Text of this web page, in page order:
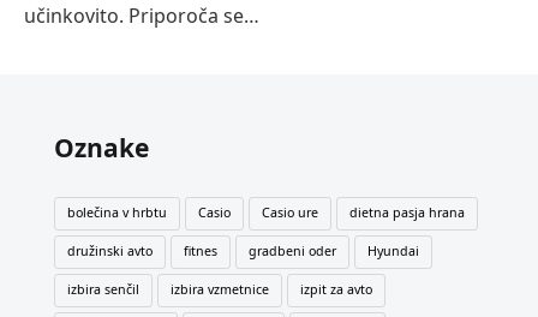
učinkovito. Priporoča se…
Oznake
bolečina v hrbtu Casio Casio ure dietna pasja hrana
družinski avto fitnes gradbeni oder Hyundai
izbira senčil izbira vzmetnice izpit za avto